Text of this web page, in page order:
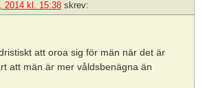
2014 kl. 15:38 skrev:
att oroa sig för män när det är
att män är mer våldsbenägna än